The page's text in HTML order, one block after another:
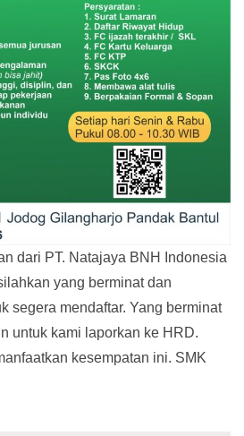
dari PT. Natajaya BNH Indonesia
yang berminat dan
segera mendaftar. Yang berminat
untuk kami laporkan ke HRD.
kesempatan ini. SMK